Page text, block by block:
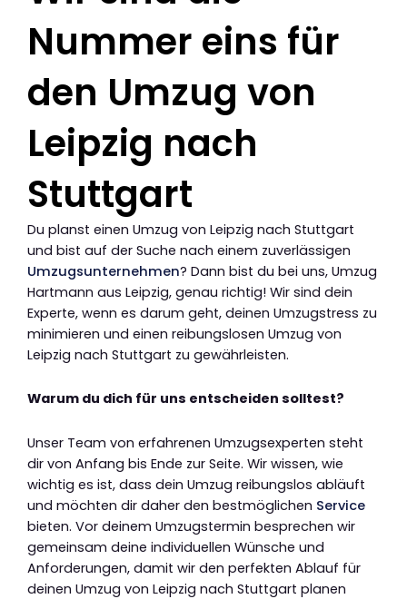
Nummer eins für
den Umzug von
Leipzig nach
Stuttgart
Du planst einen Umzug von Leipzig nach Stuttgart
und bist auf der Suche nach einem zuverlässigen
Umzugsunternehmen? Dann bist du bei uns, Umzug
Hartmann aus Leipzig, genau richtig! Wir sind dein
Experte, wenn es darum geht, deinen Umzugstress zu
minimieren und einen reibungslosen Umzug von
Leipzig nach Stuttgart zu gewährleisten.
Warum du dich für uns entscheiden solltest?
Unser Team von erfahrenen Umzugsexperten steht
dir von Anfang bis Ende zur Seite. Wir wissen, wie
wichtig es ist, dass dein Umzug reibungslos abläuft
und möchten dir daher den bestmöglichen Service
bieten. Vor deinem Umzugstermin besprechen wir
gemeinsam deine individuellen Wünsche und
Anforderungen, damit wir den perfekten Ablauf für
deinen Umzug von Leipzig nach Stuttgart planen